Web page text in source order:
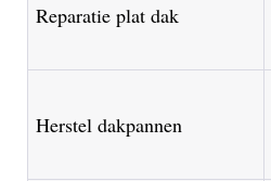
Reparatie plat dak
Herstel dakpannen